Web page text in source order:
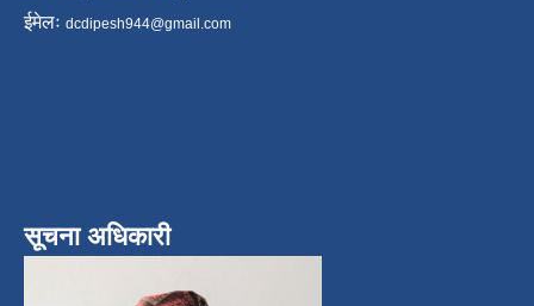
ईमेलः dcdipesh944@gmail.com
सूचना अधिकारी